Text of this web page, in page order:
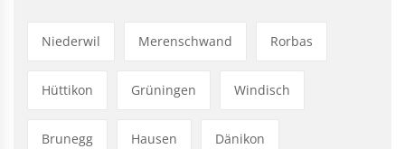
Niederwil Merenschwand Rorbas
Hüttikon Grüningen Windisch
Brunegg Hausen Dänikon